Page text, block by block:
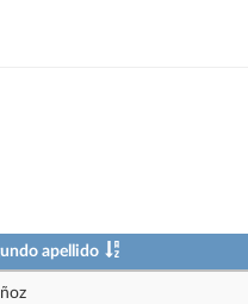
apellido